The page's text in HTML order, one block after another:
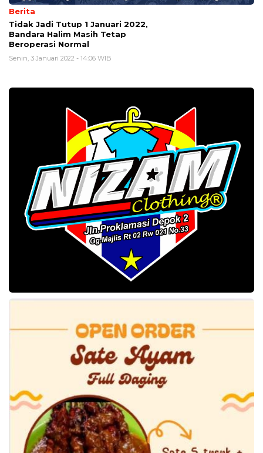
Berita
Tidak Jadi Tutup 1 Januari 2022,
Bandara Halim Masih Tetap
Beroperasi Normal
Senin, 3 Januari 2022 - 14:06 WIB